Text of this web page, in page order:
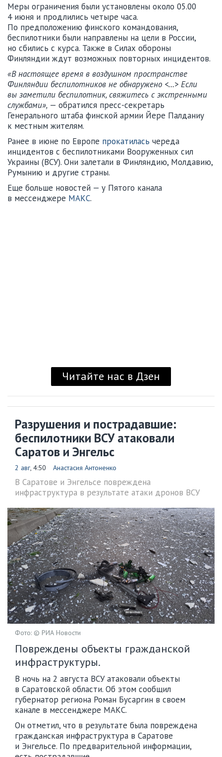
Меры ограничения были установлены около 05.00
4 июня и продлились четыре часа.
По предположению финского командования,
беспилотники были направлены на цели в России,
но сбились с курса. Также в Силах обороны
Финляндии ждут возможных повторных инцидентов.
«В настоящее время в воздушном пространстве
Финляндии беспилотников не обнаружено <…> Если
вы заметили беспилотник, свяжитесь с экстренными
службами», — обратился пресс-секретарь
Генерального штаба финской армии Йере Палданиу
к местным жителям.
Ранее в июне по Европе прокатилась череда
инцидентов с беспилотниками Вооруженных сил
Украины (ВСУ). Они залетали в Финляндию, Молдавию,
Румынию и другие страны.
Еще больше новостей — у Пятого канала
в мессенджере МАКС.
Читайте нас в Дзен